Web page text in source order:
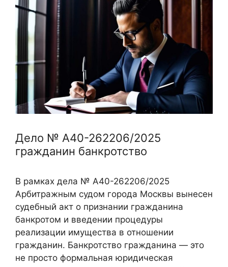
Дело № А40-262206/2025
гражданин банкротство
В рамках дела № А40-262206/2025
Арбитражным судом города Москвы вынесен
судебный акт о признании гражданина
банкротом и введении процедуры
реализации имущества в отношении
гражданин. Банкротство гражданина — это
не просто формальная юридическая